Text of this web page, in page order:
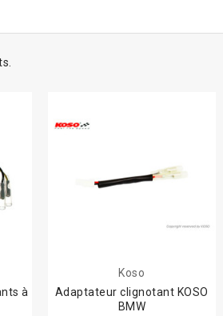
à
Koso
Adaptateur clignotant KOSO
BMW